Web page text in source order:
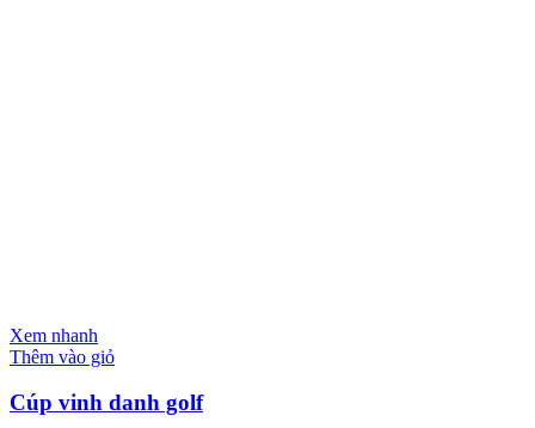
Xem nhanh
Thêm vào giỏ
Cúp vinh danh golf